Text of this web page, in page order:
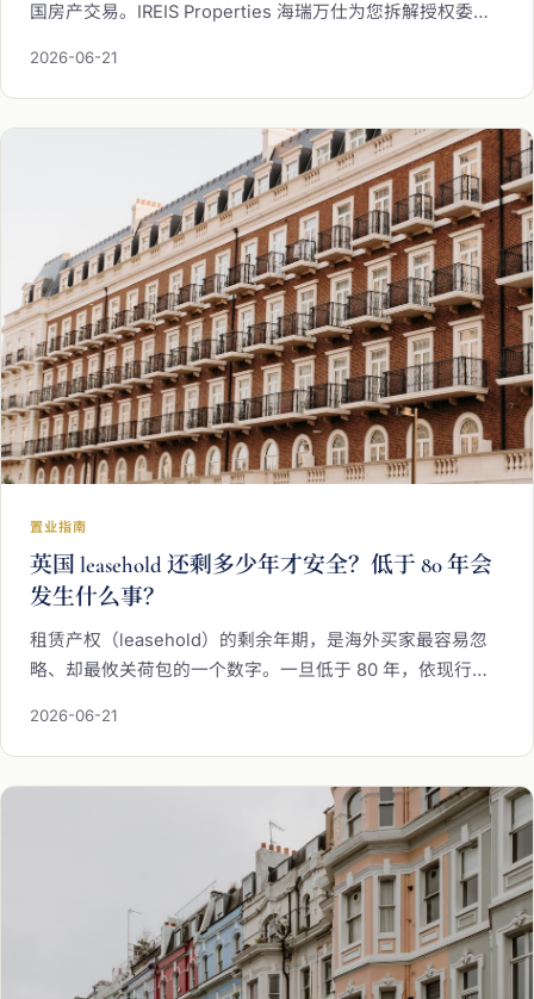
国房产交易。IREIS Properties 海瑞万仕为您拆解授权委托
定，让您安心在家完成置产。
2026-06-21
置业指南
英国 leasehold 还剩多少年才安全？低于 80 年会
发生什么事？
租赁产权（leasehold）的剩余年期，是海外买家最容易忽
略、却最攸关荷包的一个数字。一旦低于 80 年，依现行英
2024 年改革的真实进度，以及看屋签约前该如何稳健把
关。
2026-06-21